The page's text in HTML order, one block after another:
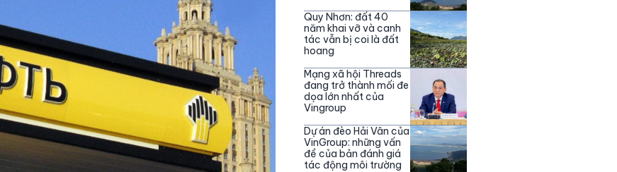
Quy Nhơn: đất 40
năm khai vỡ và canh
tác vẫn bị coi là đất
hoang
Mạng xã hội Threads
đang trở thành mối đe
dọa lớn nhất của
Vingroup
Dự án đèo Hải Vân của
VinGroup: những vấn
đề của bản đánh giá
tác động môi trường